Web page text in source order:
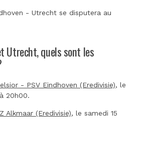
- Utrecht se disputera au
Utrecht, quels sont les
- PSV Eindhoven (Eredivisie), le
20h00.
Alkmaar (Eredivisie), le samedi 15